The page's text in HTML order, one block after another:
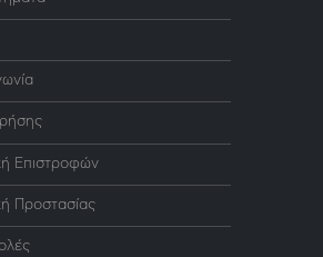
Επιστροφών
Προστασίας